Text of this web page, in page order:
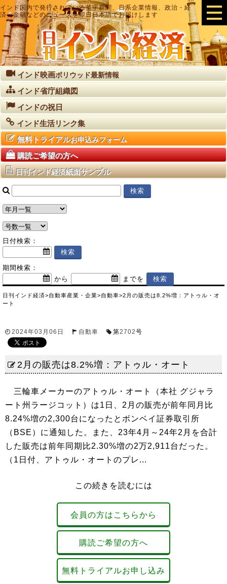
インド国内で発行されている英字新聞、日系企業情報、政治・経
済・金融などのニュースを即日日本語でお届けします
インド映画ボリウッド最新情報
インド省庁組織図
インドの祝日
インド生活リンク集
無料トライアルお申込みフォーム
購読ご希望の方へ
日刊インド経済紙面サンプル
日付検索：
期間検索：
から
までを
日刊インド経済>自動車産業・企業>自動車>2月の販売は8.2%増：アトゥル・オ
ート
2024年03月06日 自動車 第2702号
2月の販売は8.2%増：アトゥル・オート
三輪車メーカーのアトゥル・オート（本社 グジャラ
ート州ラージコット）は1日、2月の販売が前年同月比
8.24%増の2,300台になったとボンベイ証券取引所
（BSE）に通知した。また、23年4月～24年2月を合計
した販売は前年同期比2.30%増の2万2,911台だった。
（1日付、アトゥル・オートのプレ...
この続きを読むには
会員の方はこちらから
購読ご希望の方へ
無料トライアルお申し込み